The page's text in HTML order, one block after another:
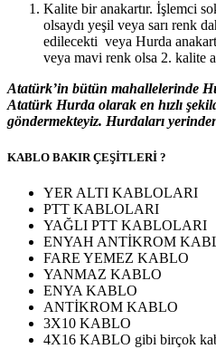
Kalite bir anakartır. İşlemci
olsaydı yeşil veya sarı renk
edilecekti veya Hurda anakart
veya mavi renk olsa 2. kalite
Atatürk’in bütün mahallelerinde
Atatürk Hurda olarak en hızlı
göndermekteyiz. Hurdaları
KABLO BAKIR ÇEŞİTLERİ ?
YER ALTI KABLOLARI
PTT KABLOLARI
YAĞLI PTT KABLOLARI
ENYAH ANTİKROM
FARE YEMEZ KABLO
YANMAZ KABLO
ENYA KABLO
ANTİKROM KABLO
3X10 KABLO
4X16 KABLO gibi birçok